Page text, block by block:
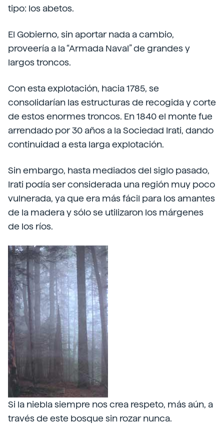
tipo: los abetos.
El Gobierno, sin aportar nada a cambio,
proveería a la “Armada Naval” de grandes y
largos troncos.
Con esta explotación, hacia 1785, se
consolidarían las estructuras de recogida y corte
de estos enormes troncos. En 1840 el monte fue
arrendado por 30 años a la Sociedad Irati, dando
continuidad a esta larga explotación.
Sin embargo, hasta mediados del siglo pasado,
Irati podía ser considerada una región muy poco
vulnerada, ya que era más fácil para los amantes
de la madera y sólo se utilizaron los márgenes
de los ríos.
Si la niebla siempre nos crea respeto, más aún, a
través de este bosque sin rozar nunca.